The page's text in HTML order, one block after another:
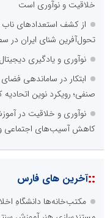
خلاقیت و نوآوری است
از کشف استعدادهای ناب
تحول‌آفرین شنای ایران در
نوآوری و یادگیری
ابتکار در ساماندهی
صنفی؛ رویکرد نوین اتحادیه
نوآوری و خلاقیت در
کاهش آسیب‌های اجتماعی و
::آخرین های فارس
مکتب‌خانه‌ها دانشگاهِ